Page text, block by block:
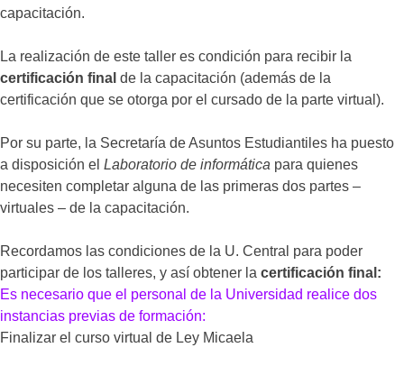
capacitación.
La realización de este taller es condición para recibir la
certificación final de la capacitación (además de la
certificación que se otorga por el cursado de la parte virtual).
Por su parte, la Secretaría de Asuntos Estudiantiles ha puesto
a disposición el Laboratorio de informática para quienes
necesiten completar alguna de las primeras dos partes –
virtuales – de la capacitación.
Recordamos las condiciones de la U. Central para poder
participar de los talleres, y así obtener la certificación final:
Es necesario que el personal de la Universidad realice dos
instancias previas de formación:
Finalizar el curso virtual de Ley Micaela